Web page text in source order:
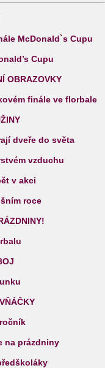
McDonald`s Cupu
Cupu
OBRAZOVKY
finále ve florbale
dveře do světa
vzduchu
v akci
roce
na prázdniny